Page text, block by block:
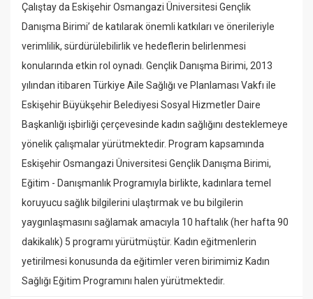
Çalıştay da Eskişehir Osmangazi Üniversitesi Gençlik
Danışma Birimi’ de katılarak önemli katkıları ve önerileriyle
verimlilik, sürdürülebilirlik ve hedeflerin belirlenmesi
konularında etkin rol oynadı. Gençlik Danışma Birimi, 2013
yılından itibaren Türkiye Aile Sağlığı ve Planlaması Vakfı ile
Eskişehir Büyükşehir Belediyesi Sosyal Hizmetler Daire
Başkanlığı işbirliği çerçevesinde kadın sağlığını desteklemeye
yönelik çalışmalar yürütmektedir. Program kapsamında
Eskişehir Osmangazi Üniversitesi Gençlik Danışma Birimi,
Eğitim - Danışmanlık Programıyla birlikte, kadınlara temel
koruyucu sağlık bilgilerini ulaştırmak ve bu bilgilerin
yaygınlaşmasını sağlamak amacıyla 10 haftalık (her hafta 90
dakikalık) 5 programı yürütmüştür. Kadın eğitmenlerin
yetirilmesi konusunda da eğitimler veren birimimiz Kadın
Sağlığı Eğitim Programını halen yürütmektedir.